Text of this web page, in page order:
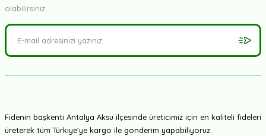
olabilirsiniz.
Fidenin başkenti Antalya Aksu ilçesinde üreticimiz için en kaliteli fideleri
üreterek tüm Türkiye'ye kargo ile gönderim yapabiliyoruz.